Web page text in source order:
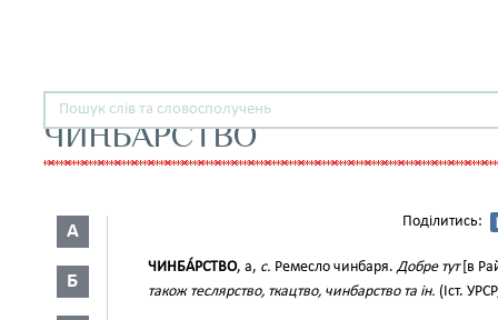
ЧИНБАРСТВО
А
Б
Поділитись:
ЧИНБА́РСТВО, а, с. Ремесло чинбаря.Добре тут[в
також теслярство, ткацтво, чинбарство та ін. (Іст.